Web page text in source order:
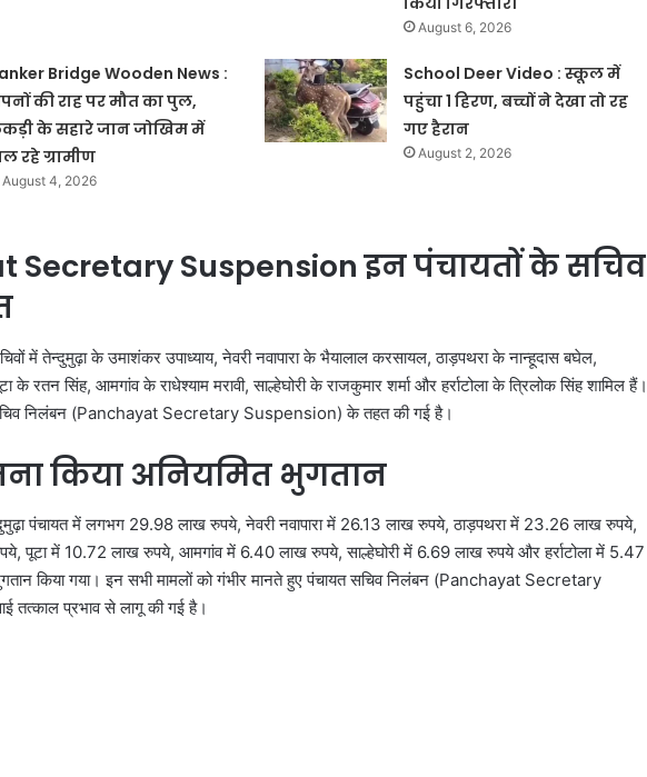
August 6, 2026
Bridge Wooden News :
की राह पर मौत का पुल,
के सहारे जान जोखिम में
रहे ग्रामीण
August 4, 2026
School Deer Video : स्कूल में
पहुंचा 1 हिरण, बच्चों ने देखा तो रह
गए हैरान
August 2, 2026
Secretary Suspension इन पंचायतों के सचिव
में तेन्दुमुढ़ा के उमाशंकर उपाध्याय, नेवरी नवापारा के भैयालाल करसायल, ठाड़पथरा के नान्हूदास बघेल,
रतन सिंह, आमगांव के राधेश्याम मरावी, साल्हेघोरी के राजकुमार शर्मा और हर्राटोला के त्रिलोक सिंह शामिल हैं।
सचिव निलंबन (Panchayat Secretary Suspension) के तहत की गई है।
किया अनियमित भुगतान
पंचायत में लगभग 29.98 लाख रुपये, नेवरी नवापारा में 26.13 लाख रुपये, ठाड़पथरा में 23.26 लाख रुपये,
पूटा में 10.72 लाख रुपये, आमगांव में 6.40 लाख रुपये, साल्हेघोरी में 6.69 लाख रुपये और हर्राटोला में 5.47
किया गया। इन सभी मामलों को गंभीर मानते हुए पंचायत सचिव निलंबन (Panchayat Secretary
तत्काल प्रभाव से लागू की गई है।